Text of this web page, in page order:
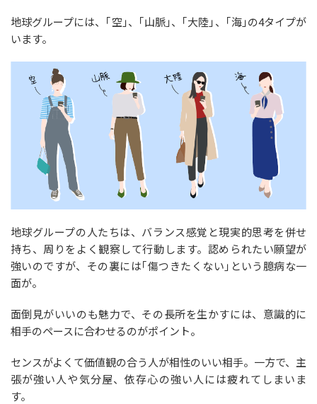
地球グループには、｢空｣、｢山脈｣、｢大陸｣、｢海｣の4タイプが
います。
地球グループの人たちは、バランス感覚と現実的思考を併せ
持ち、周りをよく観察して行動します。認められたい願望が
強いのですが、その裏には｢傷つきたくない｣という臆病な一
面が。
面倒見がいいのも魅力で、その長所を生かすには、意識的に
相手のペースに合わせるのがポイント。
センスがよくて価値観の合う人が相性のいい相手。一方で、主
張が強い人や気分屋、依存心の強い人には疲れてしまいま
す。